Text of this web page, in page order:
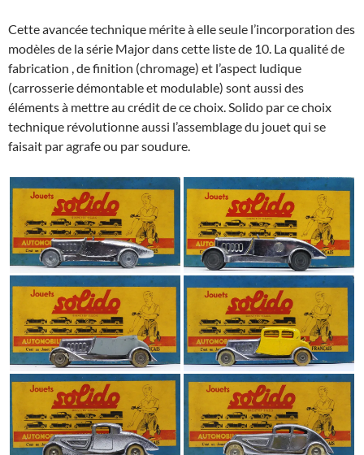
Cette avancée technique mérite à elle seule l’incorporation des
modèles de la série Major dans cette liste de 10. La qualité de
fabrication , de finition (chromage) et l’aspect ludique
(carrosserie démontable et modulable) sont aussi des
éléments à mettre au crédit de ce choix. Solido par ce choix
technique révolutionne aussi l’assemblage du jouet qui se
faisait par agrafe ou par soudure.